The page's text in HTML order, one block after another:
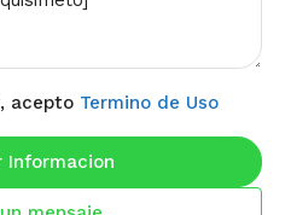
acepto Termino de Uso
Informacion